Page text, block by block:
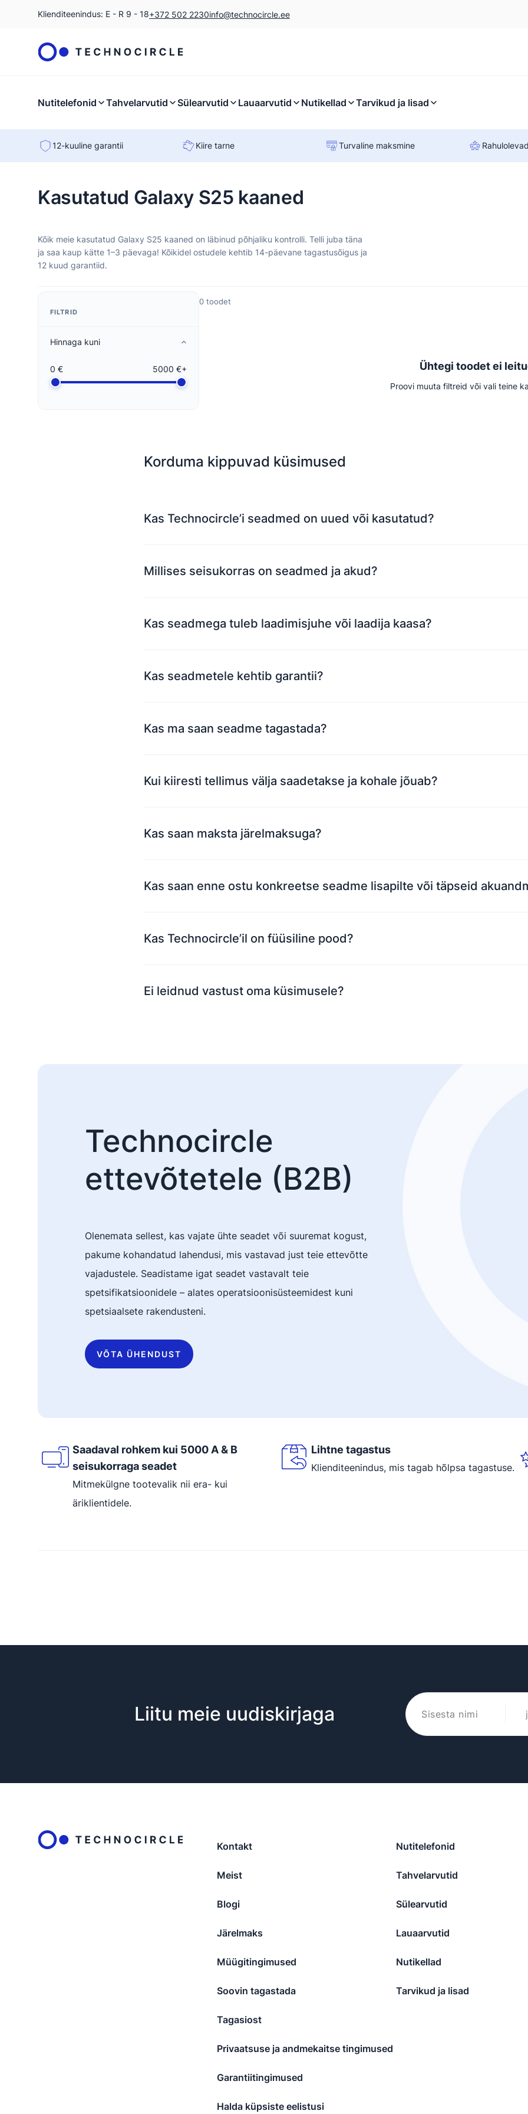
Klienditeenindus: E - R 9 - 18+372 502 2230info@technocircle.ee
Nutitelefonid Tahvelarvutid Sülearvutid Lauaarvutid Nutikellad Tarvikud ja lisad
12-kuuline garantii Kiire tarne Turvaline maksmine
Kasutatud Galaxy S25 kaaned
Kõik meie kasutatud Galaxy S25 kaaned on läbinud põhjaliku kontrolli. Telli juba täna
ja saa kaup kätte 1–3 päevaga! Kõikidel ostudele kehtib 14-päevane tagastusõigus ja
12 kuud garantiid.
FILTRID
Hinnaga kuni
0 € 5000 €+
0 toodet
Ühtegi toodet ei
Proovi muuta filtreid või vali teine
Korduma kippuvad küsimused
Kas Technocircle’i seadmed on uued või kasutatud?
Millises seisukorras on seadmed ja akud?
Kas seadmega tuleb laadimisjuhe või laadija kaasa?
Kas seadmetele kehtib garantii?
Kas ma saan seadme tagastada?
Kui kiiresti tellimus välja saadetakse ja kohale jõuab?
Kas saan maksta järelmaksuga?
Kas saan enne ostu konkreetse seadme lisapilte või täpseid
Kas Technocircle’il on füüsiline pood?
Ei leidnud vastust oma küsimusele?
Technocircle
ettevõtetele (B2B)
Olenemata sellest, kas vajate ühte seadet või suuremat kogust,
pakume kohandatud lahendusi, mis vastavad just teie ettevõtte
vajadustele. Seadistame igat seadet vastavalt teie
spetsifikatsioonidele – alates operatsioonisüsteemidest kuni
spetsiaalsete rakendusteni.
VÕTA ÜHENDUST
Saadaval rohkem kui 5000 A & B
seisukorraga seadet
Mitmekülgne tootevalik nii era- kui
äriklientidele.
Lihtne tagastus
Klienditeenindus, mis tagab hõlpsa tagastuse.
Liitu meie uudiskirjaga
Kontakt
Meist
Blogi
Järelmaks
Müügitingimused
Soovin tagastada
Tagasiost
Privaatsuse ja andmekaitse tingimused
Garantiitingimused
Halda küpsiste eelistusi
Nutitelefonid
Tahvelarvutid
Sülearvutid
Lauaarvutid
Nutikellad
Tarvikud ja lisad